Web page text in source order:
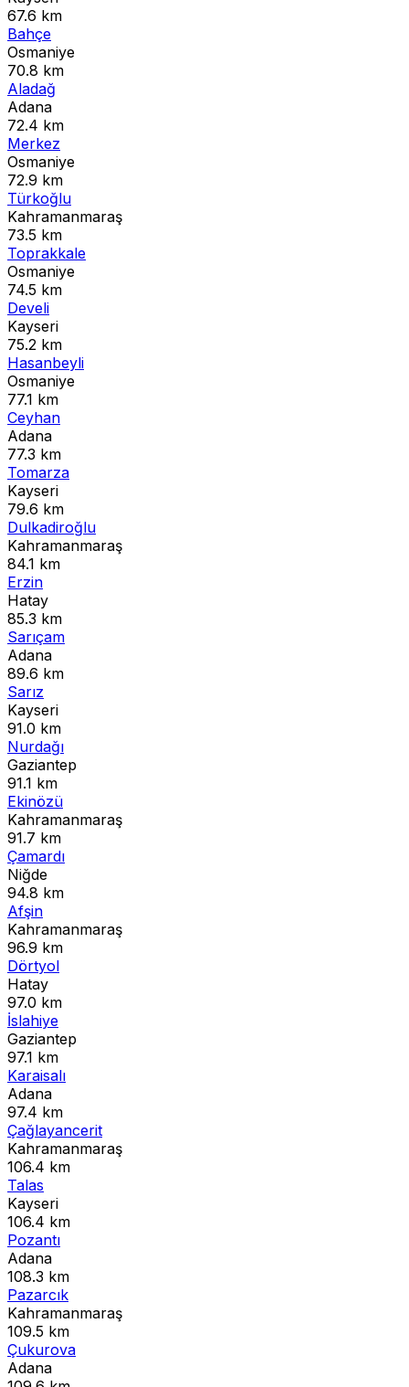
67.6 km
Bahçe
Osmaniye
70.8 km
Aladağ
Adana
72.4 km
Merkez
Osmaniye
72.9 km
Türkoğlu
Kahramanmaraş
73.5 km
Toprakkale
Osmaniye
74.5 km
Develi
Kayseri
75.2 km
Hasanbeyli
Osmaniye
77.1 km
Ceyhan
Adana
77.3 km
Tomarza
Kayseri
79.6 km
Dulkadiroğlu
Kahramanmaraş
84.1 km
Erzin
Hatay
85.3 km
Sarıçam
Adana
89.6 km
Sarız
Kayseri
91.0 km
Nurdağı
Gaziantep
91.1 km
Ekinözü
Kahramanmaraş
91.7 km
Çamardı
Niğde
94.8 km
Afşin
Kahramanmaraş
96.9 km
Dörtyol
Hatay
97.0 km
İslahiye
Gaziantep
97.1 km
Karaisalı
Adana
97.4 km
Çağlayancerit
Kahramanmaraş
106.4 km
Talas
Kayseri
106.4 km
Pozantı
Adana
108.3 km
Pazarcık
Kahramanmaraş
109.5 km
Çukurova
Adana